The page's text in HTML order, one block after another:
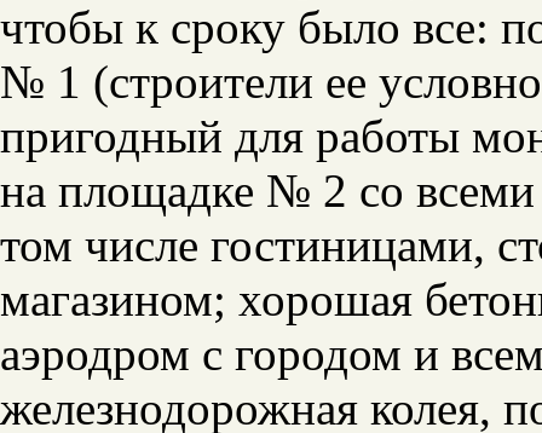
чтобы к сроку было все:
№ 1 (строители ее
пригодный для работы
на площадке № 2 со
том числе гостиницами,
магазином; хорошая
аэродром с городом и
железнодорожная колея,